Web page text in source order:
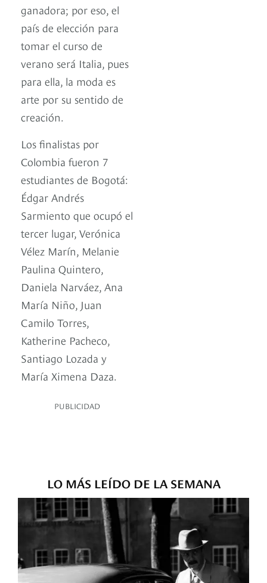
ganadora; por eso, el
país de elección para
tomar el curso de
verano será Italia, pues
para ella, la moda es
arte por su sentido de
creación.
Los finalistas por
Colombia fueron 7
estudiantes de Bogotá:
Édgar Andrés
Sarmiento que ocupó el
tercer lugar, Verónica
Vélez Marín, Melanie
Paulina Quintero,
Daniela Narváez, Ana
María Niño, Juan
Camilo Torres,
Katherine Pacheco,
Santiago Lozada y
María Ximena Daza.
PUBLICIDAD
LO MÁS LEÍDO DE LA SEMANA